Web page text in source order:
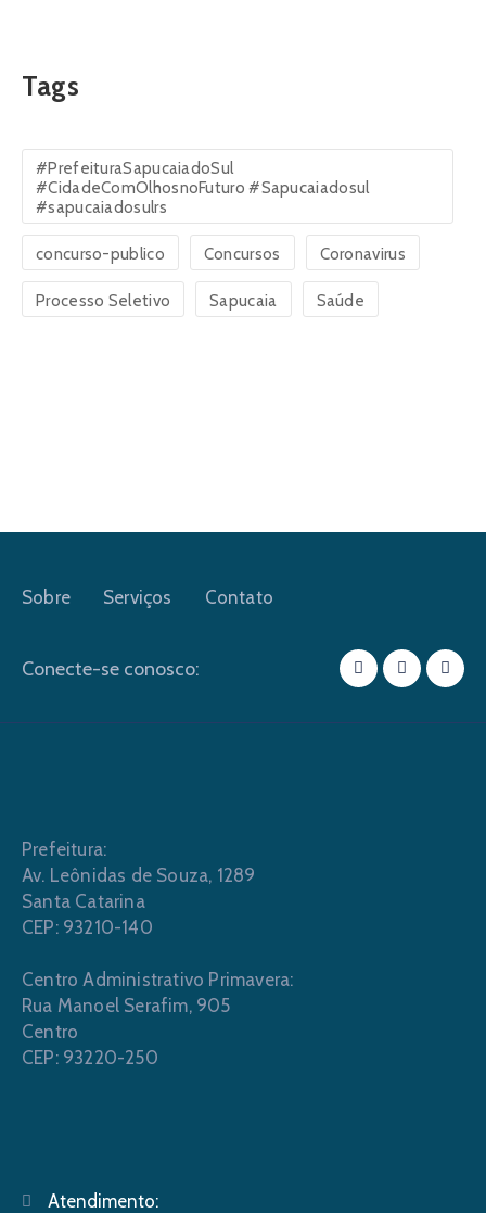
Tags
#PrefeituraSapucaiadoSul
#CidadeComOlhosnoFuturo #Sapucaiadosul
#sapucaiadosulrs
concurso-publico Concursos Coronavirus
Processo Seletivo Sapucaia Saúde
Sobre Serviços Contato
Conecte-se conosco:
Prefeitura:
Av. Leônidas de Souza, 1289
Santa Catarina
CEP: 93210-140
Centro Administrativo Primavera:
Rua Manoel Serafim, 905
Centro
CEP: 93220-250
Atendimento: